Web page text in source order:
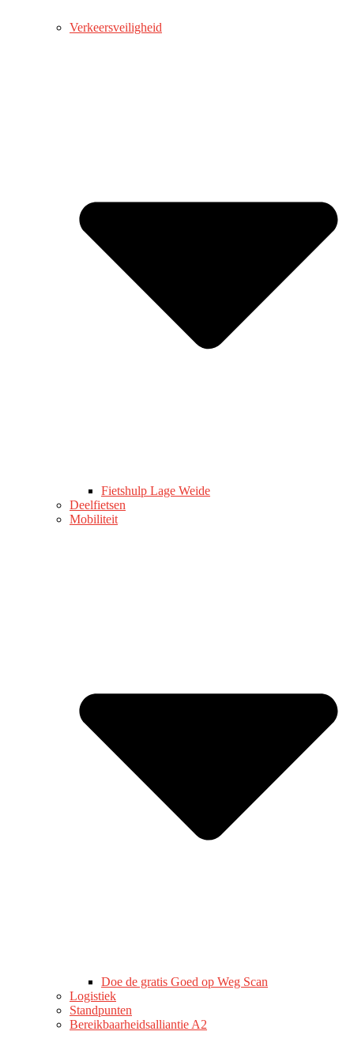
Verkeersveiligheid
Fietshulp Lage Weide
Deelfietsen
Mobiliteit
Doe de gratis Goed op Weg Scan
Logistiek
Standpunten
Bereikbaarheidsalliantie A2